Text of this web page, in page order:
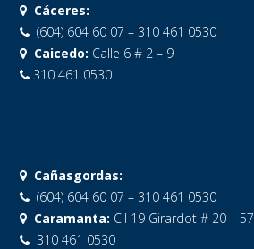
Cáceres:
(604) 604 60 07 – 310 461 0530
Caicedo: Calle 6 # 2 – 9
310 461 0530
Cañasgordas:
(604) 604 60 07 – 310 461 0530
Caramanta: Cll 19 Girardot # 20 – 57
310 461 0530